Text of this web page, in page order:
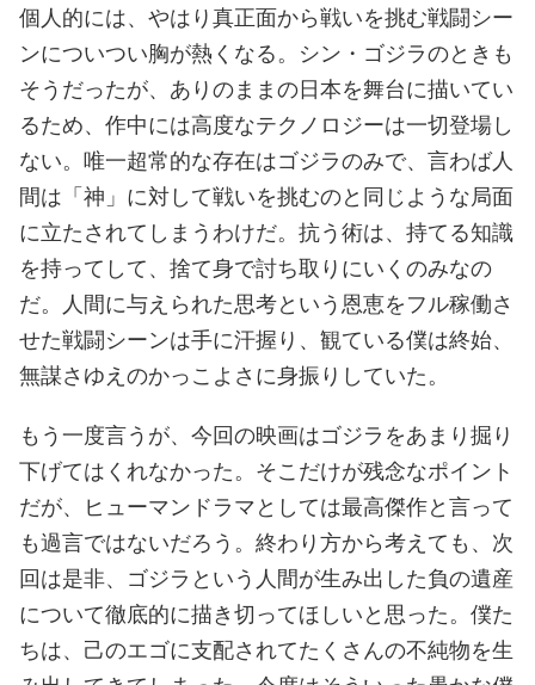
個人的には、やはり真正面から戦いを挑む戦闘シー
ンについつい胸が熱くなる。シン・ゴジラのときも
そうだったが、ありのままの日本を舞台に描いてい
るため、作中には高度なテクノロジーは一切登場し
ない。唯一超常的な存在はゴジラのみで、言わば人
間は「神」に対して戦いを挑むのと同じような局面
に立たされてしまうわけだ。抗う術は、持てる知識
を持ってして、捨て身で討ち取りにいくのみなの
だ。人間に与えられた思考という恩恵をフル稼働さ
せた戦闘シーンは手に汗握り、観ている僕は終始、
無謀さゆえのかっこよさに身振りしていた。
もう一度言うが、今回の映画はゴジラをあまり掘り
下げてはくれなかった。そこだけが残念なポイント
だが、ヒューマンドラマとしては最高傑作と言って
も過言ではないだろう。終わり方から考えても、次
回は是非、ゴジラという人間が生み出した負の遺産
について徹底的に描き切ってほしいと思った。僕た
ちは、己のエゴに支配されてたくさんの不純物を生